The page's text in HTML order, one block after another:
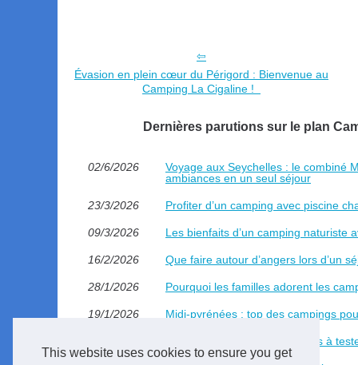
This website uses cookies to ensure you get
Évasion en plein cœur du Périgord : Bienvenue au
Camping La Cigaline !
Dernières parutions sur le plan
02/6/2026
Voyage aux Seychelles : le combiné
ambiances en un seul séjour
23/3/2026 Profiter d’un camping avec piscine
09/3/2026 Les bienfaits d’un camping naturiste
16/2/2026 Que faire autour d’angers lors d’un
28/1/2026 Pourquoi les familles adorent les
19/1/2026 Midi-pyrénées : top des campings
Les meilleurs parcs aquatiques à